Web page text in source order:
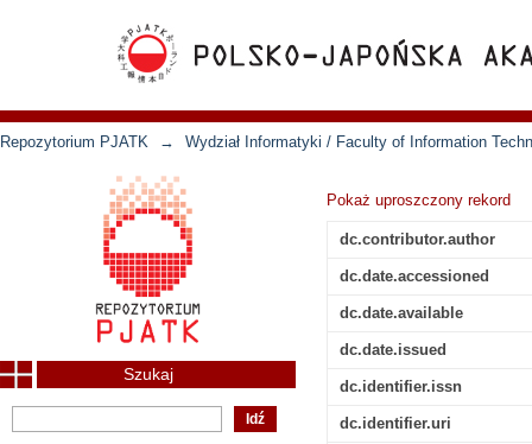
Repozytorium PJATK → Wydział Informatyki / Faculty of Information
Pokaż uproszczony rekord
dc.contributor.author
dc.date.accessioned
dc.date.available
dc.date.issued
dc.identifier.issn
dc.identifier.uri
Szukaj